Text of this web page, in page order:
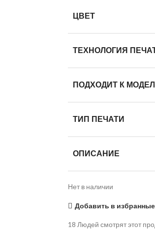
ЦВЕТ
ТЕХНОЛОГИЯ
ПОДХОДИТ К
ТИП ПЕЧАТИ
ОПИСАНИЕ
Нет в наличии
Добавить в избранные
18 Людей смотрят этот